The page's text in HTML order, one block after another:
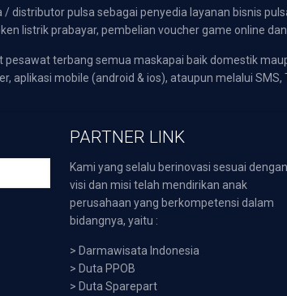
distributor pulsa sebagai penyedia layanan bisnis
listrik prabayar, pembelian voucher game online
pesawat terbang semua maskapai baik domestik
aplikasi mobile (android & ios), ataupun melalui SMS,
PARTNER LINK
Kami yang selalu berinovasi sesuai dengan
visi dan misi telah mendirikan anak
perusahaan yang berkompetensi dalam
bidangnya, yaitu :
> Darmawisata Indonesia
> Duta PPOB
> Duta Sparepart